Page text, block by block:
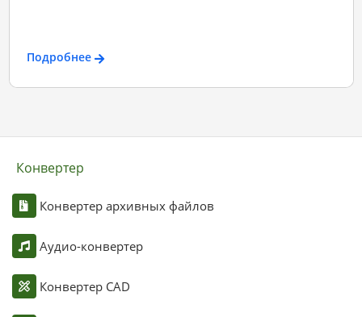
Подробнее
Конвертер
Конвертер архивных файлов
Аудио-конвертер
Конвертер CAD